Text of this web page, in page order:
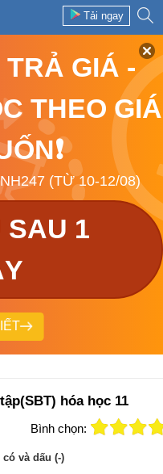
Tải ngay
GIÁ -
THEO GIÁ
(TỪ 10-12/08)
1
hóa học 11
Bình chọn:
và dấu (-)